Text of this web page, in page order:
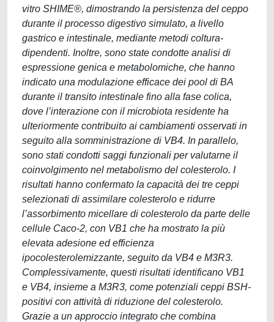
vitro SHIME®, dimostrando la persistenza del ceppo
durante il processo digestivo simulato, a livello
gastrico e intestinale, mediante metodi coltura-
dipendenti. Inoltre, sono state condotte analisi di
espressione genica e metabolomiche, che hanno
indicato una modulazione efficace dei pool di BA
durante il transito intestinale fino alla fase colica,
dove l’interazione con il microbiota residente ha
ulteriormente contribuito ai cambiamenti osservati in
seguito alla somministrazione di VB4. In parallelo,
sono stati condotti saggi funzionali per valutarne il
coinvolgimento nel metabolismo del colesterolo. I
risultati hanno confermato la capacità dei tre ceppi
selezionati di assimilare colesterolo e ridurre
l’assorbimento micellare di colesterolo da parte delle
cellule Caco-2, con VB1 che ha mostrato la più
elevata adesione ed efficienza
ipocolesterolemizzante, seguito da VB4 e M3R3.
Complessivamente, questi risultati identificano VB1
e VB4, insieme a M3R3, come potenziali ceppi BSH-
positivi con attività di riduzione del colesterolo.
Grazie a un approccio integrato che combina